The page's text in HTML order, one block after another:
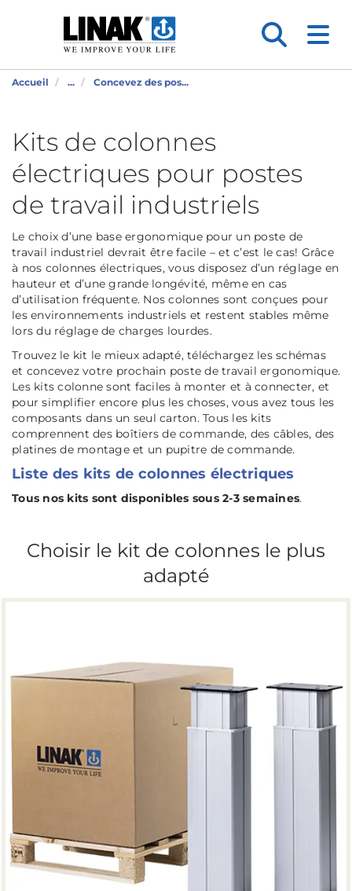
Accueil ... Concevez des pos...
Kits de colonnes
électriques pour postes
de travail industriels
Le choix d’une base ergonomique pour un poste de
travail industriel devrait être facile – et c’est le cas! Grâce
à nos colonnes électriques, vous disposez d’un réglage en
hauteur et d’une grande longévité, même en cas
d’utilisation fréquente. Nos colonnes sont conçues pour
les environnements industriels et restent stables même
lors du réglage de charges lourdes.
Trouvez le kit le mieux adapté, téléchargez les schémas
et concevez votre prochain poste de travail ergonomique.
Les kits colonne sont faciles à monter et à connecter, et
pour simplifier encore plus les choses, vous avez tous les
composants dans un seul carton. Tous les kits
comprennent des boîtiers de commande, des câbles, des
platines de montage et un pupitre de commande.
Liste des kits de colonnes électriques
Tous nos kits sont disponibles sous 2-3 semaines.
Choisir le kit de colonnes le plus
adapté